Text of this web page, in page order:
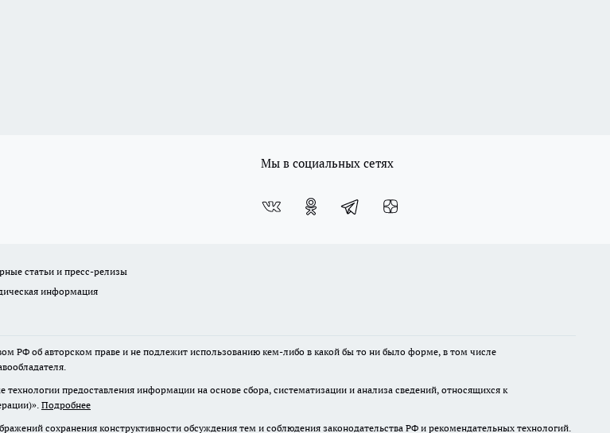
Мы в социальных сетях
статьи и пресс-релизы
информация
РФ об авторском праве и не подлежит использованию кем-либо в какой бы то ни было форме, в том числе
предоставления информации на основе сбора, систематизации и анализа сведений, относящихся к
Подробнее
сохранения конструктивности обсуждения тем и соблюдения законодательства РФ и рекомендательных технологий.